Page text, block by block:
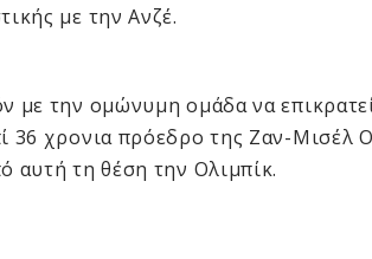
με την Ανζέ.
με την ομώνυμη ομάδα να
36 χρονια πρόεδρο της Ζαν-Μισέλ
αυτή τη θέση την Ολιμπίκ.